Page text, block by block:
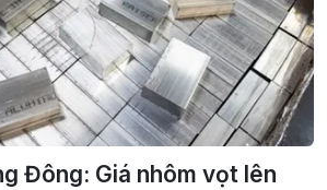
Đông: Giá nhôm vọt lên